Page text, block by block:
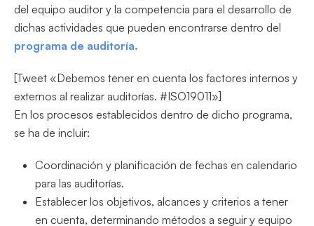
del equipo auditor y la competencia para el desarrollo de
dichas actividades que pueden encontrarse dentro del
programa de auditoría.
[Tweet «Debemos tener en cuenta los factores internos y
externos al realizar auditorías. #ISO19011»]
En los procesos establecidos dentro de dicho programa,
se ha de incluir:
Coordinación y planificación de fechas en calendario
para las auditorías.
Establecer los objetivos, alcances y criterios a tener
en cuenta, determinando métodos a seguir y equipo